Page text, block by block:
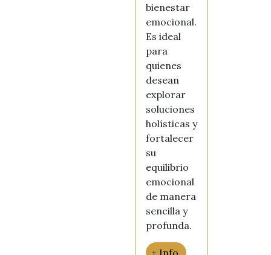
bienestar
emocional.
Es ideal
para
quienes
desean
explorar
soluciones
holísticas y
fortalecer
su
equilibrio
emocional
de manera
sencilla y
profunda.
+ Info